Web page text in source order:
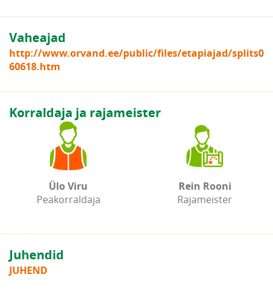
Vaheajad
http://www.orvand.ee/public/files/etapiajad/splits0
60618.htm
Korraldaja ja rajameister
Ülo Viru
Peakorraldaja
Rein Rooni
Rajameister
Juhendid
JUHEND